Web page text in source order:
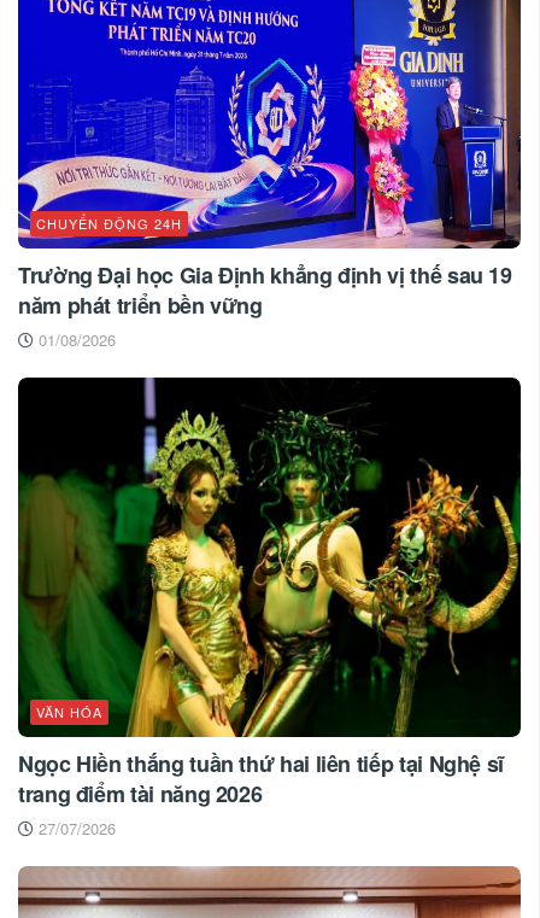
CHUYỂN ĐỘNG 24H
Trường Đại học Gia Định khẳng định vị thế sau 19
năm phát triển bền vững
01/08/2026
VĂN HÓA
Ngọc Hiền thắng tuần thứ hai liên tiếp tại Nghệ sĩ
trang điểm tài năng 2026
27/07/2026